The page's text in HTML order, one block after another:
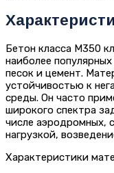
Бетон класса М350
наиболее
песок и цемент.
устойчивостью к
среды. Он часто
широкого спектра
числе аэродромных,
нагрузкой,
Характеристики